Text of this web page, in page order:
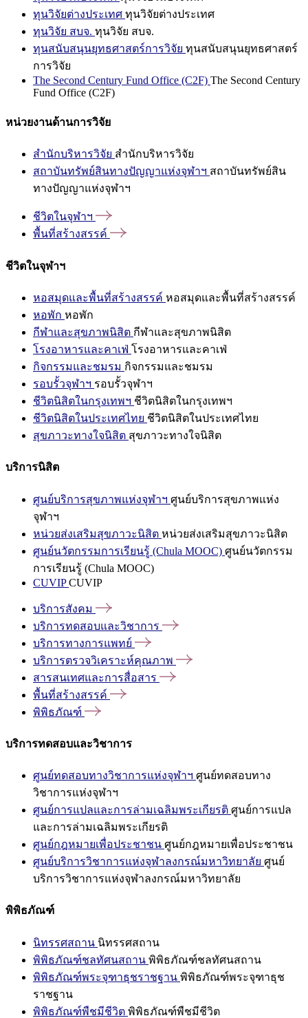
ทุนวิจัยต่างประเทศ ทุนวิจัยต่างประเทศ
ทุนวิจัย สบจ. ทุนวิจัย สบจ.
ทุนสนับสนุนยุทธศาสตร์การวิจัย ทุนสนับสนุนยุทธศาสตร์
การวิจัย
The Second Century Fund Office (C2F) The Second Century
Fund Office (C2F)
หน่วยงานด้านการวิจัย
สำนักบริหารวิจัย สำนักบริหารวิจัย
สถาบันทรัพย์สินทางปัญญาแห่งจุฬาฯ สถาบันทรัพย์สิน
ทางปัญญาแห่งจุฬาฯ
ชีวิตในจุฬาฯ
พื้นที่สร้างสรรค์
ชีวิตในจุฬาฯ
หอสมุดและพื้นที่สร้างสรรค์ หอสมุดและพื้นที่สร้างสรรค์
หอพัก หอพัก
กีฬาและสุขภาพนิสิต กีฬาและสุขภาพนิสิต
โรงอาหารและคาเฟ่ โรงอาหารและคาเฟ่
กิจกรรมและชมรม กิจกรรมและชมรม
รอบรั้วจุฬาฯ รอบรั้วจุฬาฯ
ชีวิตนิสิตในกรุงเทพฯ ชีวิตนิสิตในกรุงเทพฯ
ชีวิตนิสิตในประเทศไทย ชีวิตนิสิตในประเทศไทย
สุขภาวะทางใจนิสิต สุขภาวะทางใจนิสิต
บริการนิสิต
ศูนย์บริการสุขภาพแห่งจุฬาฯ ศูนย์บริการสุขภาพแห่ง
จุฬาฯ
หน่วยส่งเสริมสุขภาวะนิสิต หน่วยส่งเสริมสุขภาวะนิสิต
ศูนย์นวัตกรรมการเรียนรู้ (Chula MOOC) ศูนย์นวัตกรรม
การเรียนรู้ (Chula MOOC)
CUVIPCUVIP
บริการสังคม
บริการทดสอบและวิชาการ
บริการทางการแพทย์
บริการตรวจวิเคราะห์คุณภาพ
สารสนเทศและการสื่อสาร
พื้นที่สร้างสรรค์
พิพิธภัณฑ์
บริการทดสอบและวิชาการ
ศูนย์ทดสอบทางวิชาการแห่งจุฬาฯ ศูนย์ทดสอบทาง
วิชาการแห่งจุฬาฯ
ศูนย์การแปลและการล่ามเฉลิมพระเกียรติ ศูนย์การแปล
และการล่ามเฉลิมพระเกียรติ
ศูนย์กฎหมายเพื่อประชาชน ศูนย์กฎหมายเพื่อประชาชน
ศูนย์บริการวิชาการแห่งจุฬาลงกรณ์มหาวิทยาลัย ศูนย์
บริการวิชาการแห่งจุฬาลงกรณ์มหาวิทยาลัย
พิพิธภัณฑ์
นิทรรศสถาน นิทรรศสถาน
พิพิธภัณฑ์ชลทัศนสถาน พิพิธภัณฑ์ชลทัศนสถาน
พิพิธภัณฑ์พระจุฑาธุชราชฐาน พิพิธภัณฑ์พระจุฑาธุช
ราชฐาน
พิพิธภัณฑ์พืชมีชีวิต พิพิธภัณฑ์พืชมีชีวิต